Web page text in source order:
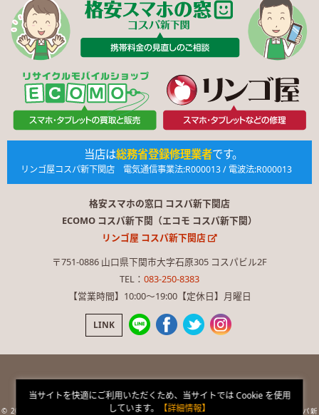
当店は総務省登録修理業者です。
リンゴ屋コスパ新下関店 電気通信事業法:R000013 / 電波法:R000013
格安スマホの窓口 コスパ新下関店
ECOMO コスパ新下関（エコモ コスパ新下関）
リンゴ屋 コスパ新下関店
〒751-0886 山口県下関市大字石原305 コスパビル2F
TEL： 083-250-8383
【営業時間】10:00〜19:00【定休日】月曜日
LINK
当サイトを快適にご利用いただくため、当サイトでは Cookie を使用
しています。
【詳細情報】
ページ内の画像や文章を無断使用を禁止します。
© 2026 格安スマホの窓口 コスパ新下関店 × ECOMO コスパ新下関 × RINGOYA コスパ新